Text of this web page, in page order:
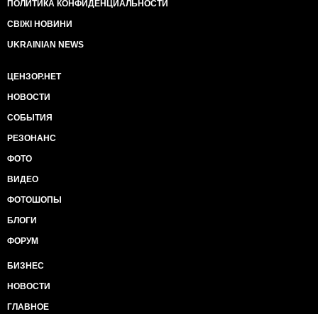
ПОЛИТИКА КОНФИДЕНЦИАЛЬНОСТИ
СВІЖІ НОВИНИ
UKRAINIAN NEWS
ЦЕНЗОР.НЕТ
НОВОСТИ
СОБЫТИЯ
РЕЗОНАНС
ФОТО
ВИДЕО
ФОТОШОПЫ
БЛОГИ
ФОРУМ
БИЗНЕС
НОВОСТИ
ГЛАВНОЕ